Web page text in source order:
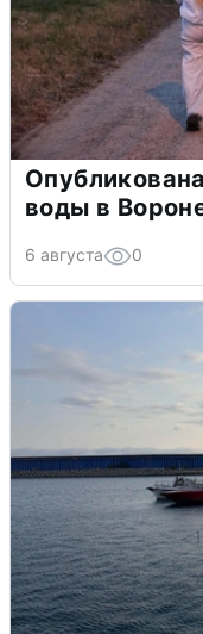
воды в
6 августа 0